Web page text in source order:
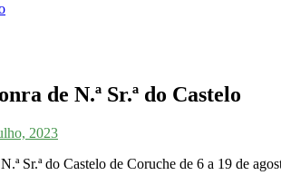
de N.ª Sr.ª do Castelo
2023
Sr.ª do Castelo de Coruche de 6 a 19 de